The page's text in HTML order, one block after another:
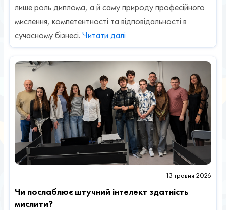
лише роль диплома, а й саму природу професійного
мислення, компетентності та відповідальності в
сучасному бізнесі. Читати далі
13 травня 2026
Чи послаблює штучний інтелект здатність
мислити?